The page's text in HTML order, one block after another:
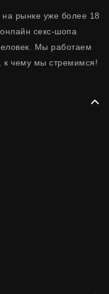
рынке уже более 18
секс-шопа
Мы работаем
к чему мы стремимся!